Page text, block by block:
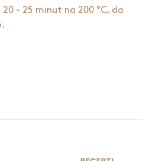
- 25 minut na 200 °C, da